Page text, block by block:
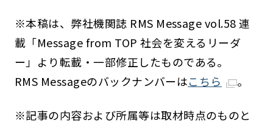
※本稿は、弊社機関誌 RMS Message vol.58 連
載「Message from TOP 社会を変えるリーダ
ー」より転載・一部修正したものである。
RMS Messageのバックナンバーはこちら 。
※記事の内容および所属等は取材時点のものと